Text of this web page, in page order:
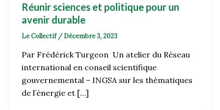
Réunir sciences et politique pour un
avenir durable
Le Collectif /Décembre 3, 2023
Par Frédérick Turgeon Un atelier du Réseau
international en conseil scientifique
gouvernemental – INGSA sur les thématiques
de l’énergie et […]